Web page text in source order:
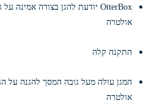
אולטרה
התקנה קלה
אולטרה